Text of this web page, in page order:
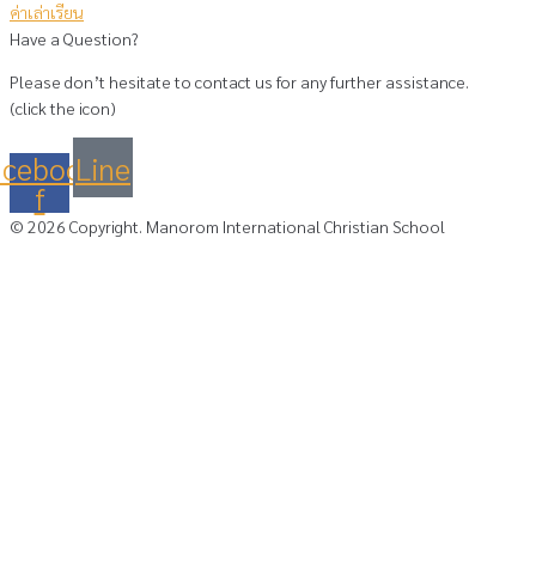
ค่าเล่าเรียน
Have a Question?
Please don’t hesitate to contact us for any further assistance.
(click the icon)
f
Line
© 2026 Copyright. Manorom International Christian School